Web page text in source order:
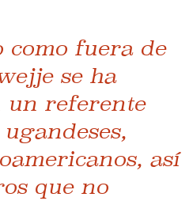
como fuera de
se ha
un referente
así
que no